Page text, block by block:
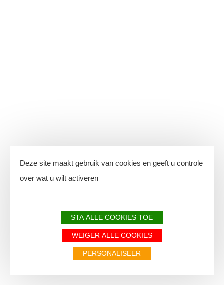
Deze site maakt gebruik van cookies en geeft u controle
over wat u wilt activeren
STA ALLE COOKIES TOE
WEIGER ALLE COOKIES
PERSONALISEER